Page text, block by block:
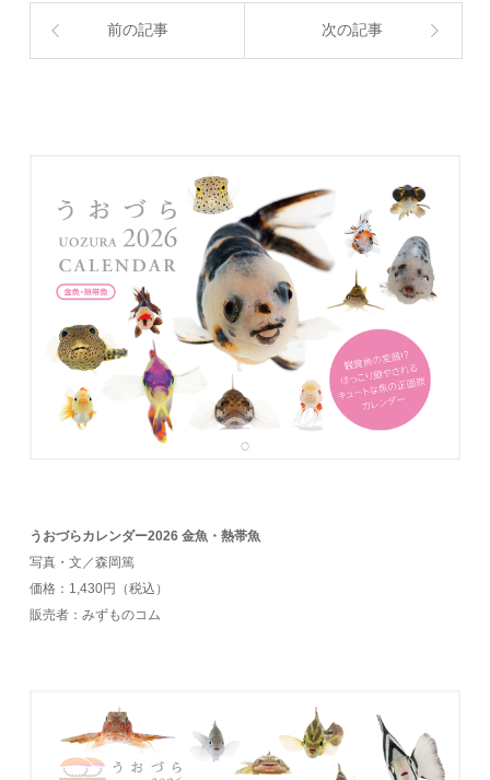
前の記事 次の記事
うおづらカレンダー2026 金魚・熱帯魚
写真・文／森岡篤
価格：1,430円（税込）
販売者：みずものコム